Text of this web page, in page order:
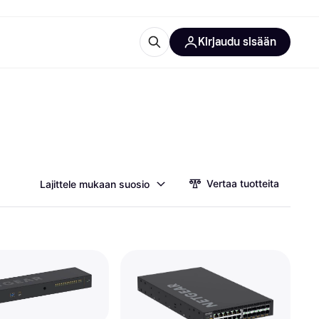
Kirjaudu sisään
Lajittele mukaan suosio Vertaa tuotteita